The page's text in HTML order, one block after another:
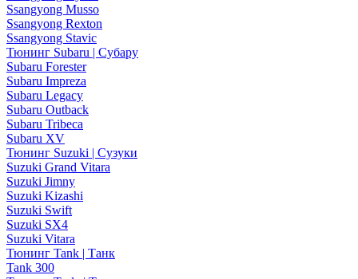
Ssangyong Musso
Ssangyong Rexton
Ssangyong Stavic
Тюнинг Subaru | Субару
Subaru Forester
Subaru Impreza
Subaru Legacy
Subaru Outback
Subaru Tribeca
Subaru XV
Тюнинг Suzuki | Сузуки
Suzuki Grand Vitara
Suzuki Jimny
Suzuki Kizashi
Suzuki Swift
Suzuki SX4
Suzuki Vitara
Тюнинг Tank | Танк
Tank 300